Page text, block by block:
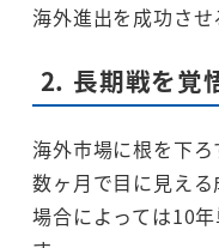
海外進出を成功させ
2. 長期戦を覚
海外市場に根を下ろ
数ヶ月で目に見える
場合によっては10